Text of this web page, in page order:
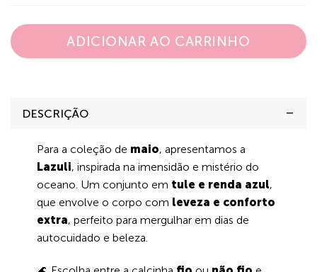
ADICIONAR AO CARRINHO
DESCRIÇÃO
Para a coleção de maio, apresentamos a
Lazuli, inspirada na imensidão e mistério do
oceano. Um conjunto em tule e renda azul,
que envolve o corpo com leveza e conforto
extra, perfeito para mergulhar em dias de
autocuidado e beleza.